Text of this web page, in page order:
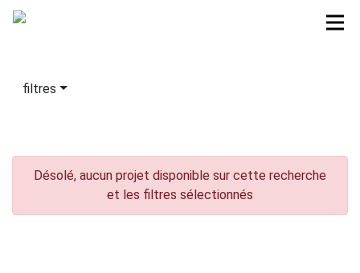
filtres
Désolé, aucun projet disponible sur cette recherche
et les filtres sélectionnés